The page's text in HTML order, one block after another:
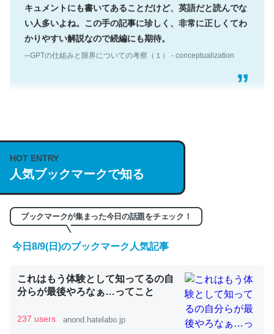
い人多いよね。この手の記事に珍しく、非常に正しくてわ
かりやすい解説なので続編にも期待。
説してる記事が少ないので貴重な良記事。/続編来た
https://isobe324649.hatenablog.com/entry/2023/03/27
/064121
─GPTの仕組みと限界についての考察（１） - conceptualization
くらい。小説でいう「ずっと前の伏線」は回収されないけ
ど、短期記憶というには多い分量。進化すればするほど分
かりやすく強くなりそう
HOT ENTRY
人気ブックマークで知る
ブックマークが集まった今日の話題をチェック！
今日8/9(日)のブックマーク人気記事
これはもう体験として知ってるの自
分らが最後やろなぁ…ってこと
237 users anond.hatelabo.jp